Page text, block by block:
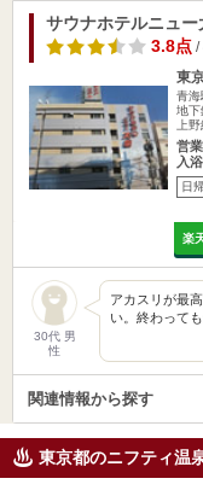
サウナホテルニュ
3.8点/
東
青
地
上
営
入
日
楽
30代 男
性
アカスリが最
い。終わって
関連情報から探す
東京都のニフティ温